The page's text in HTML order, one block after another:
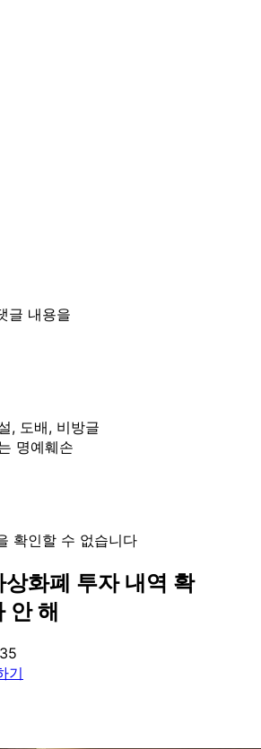
글 내용을
, 도배, 비방글
명예훼손
확인할 수 없습니다
화폐 투자 내역 확
안 해
기